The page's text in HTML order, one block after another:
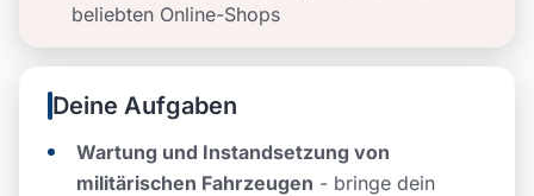
beliebten Online-Shops
Deine Aufgaben
Wartung und Instandsetzung von
militärischen Fahrzeugen - bringe dein